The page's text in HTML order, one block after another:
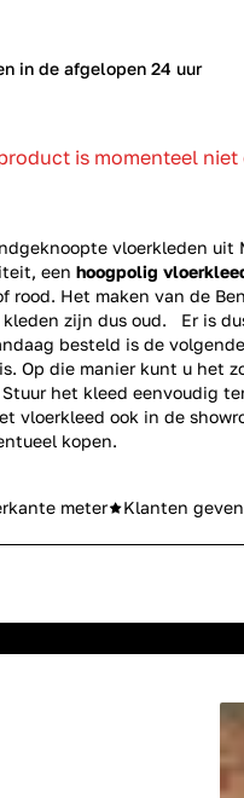
in de afgelopen 24 uur
is momenteel niet
vloerkleden uit
een hoogpolig
rood. Het maken van de
kleden zijn dus oud. Er is
besteld is de
Op die manier kunt u het
het kleed eenvoudig
vloerkleed ook in de
kopen.
meter Klanten